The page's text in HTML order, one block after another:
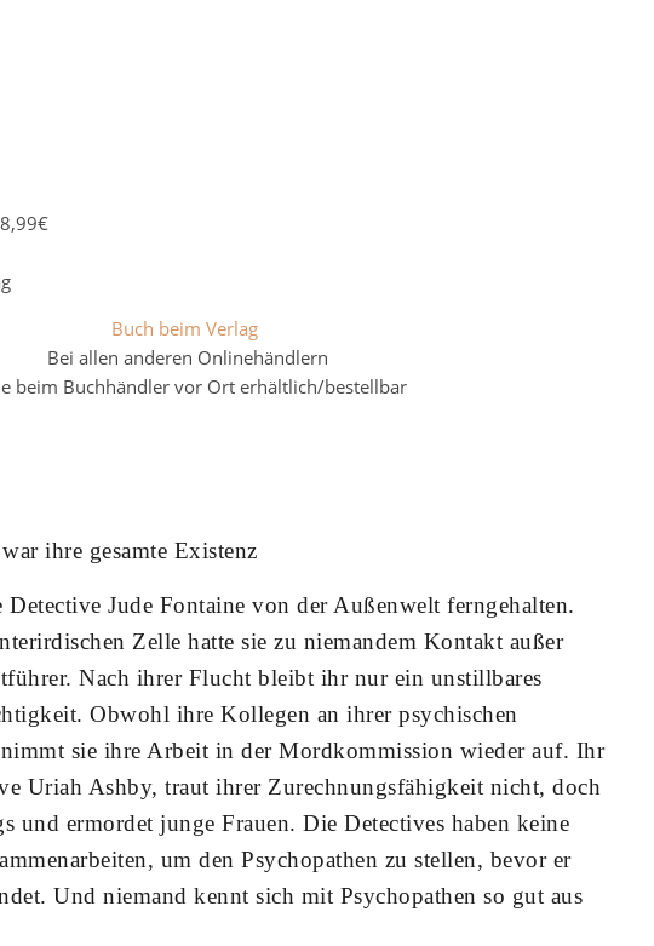
Buch beim Verlag
Bei allen anderen Onlinehändlern
beim Buchhändler vor Ort erhältlich/bestellbar
ihre gesamte Existenz
Detective Jude Fontaine von der Außenwelt ferngehalten.
Zelle hatte sie zu niemandem Kontakt außer
Nach ihrer Flucht bleibt ihr nur ein unstillbares
Obwohl ihre Kollegen an ihrer psychischen
sie ihre Arbeit in der Mordkommission wieder auf. Ihr
Uriah Ashby, traut ihrer Zurechnungsfähigkeit nicht, doch
und ermordet junge Frauen. Die Detectives haben keine
um den Psychopathen zu stellen, bevor er
Und niemand kennt sich mit Psychopathen so gut aus